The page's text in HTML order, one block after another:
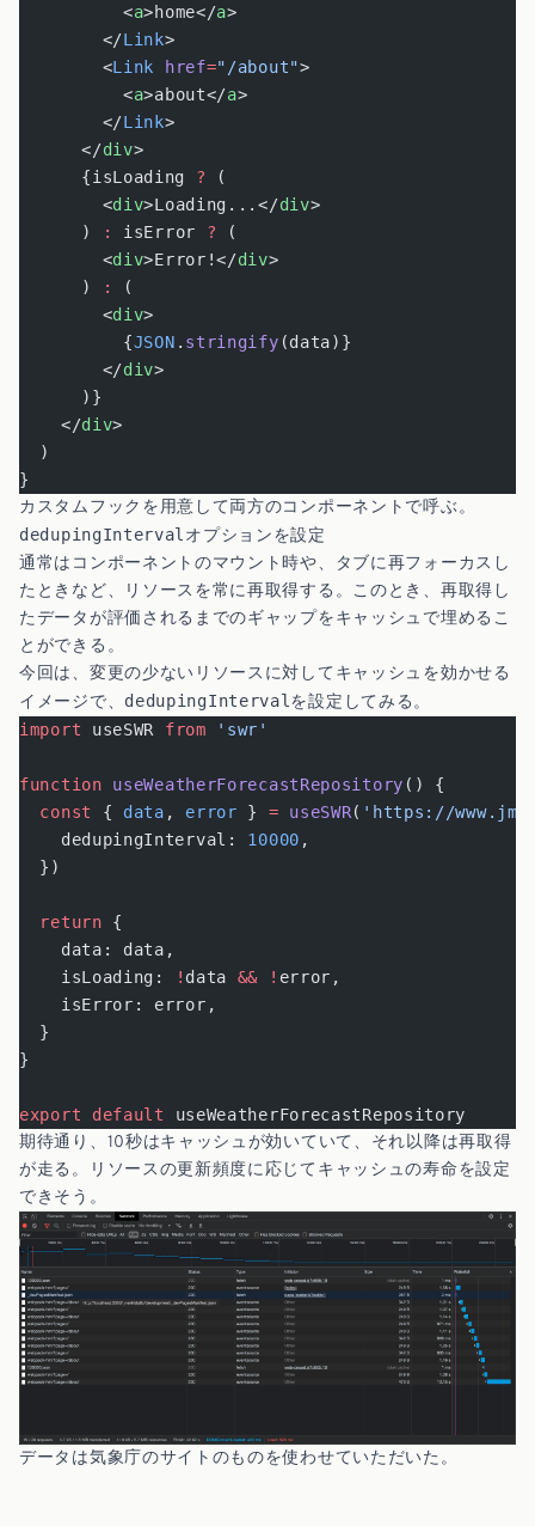
          <
a>home</a>
        </
Link>
        <
Link href="/about">
          <
a>about</a>
        </
Link>
      </
div>
      {isLoading
?
(
        <
div>Loading...</div>
      )
: isError ? (
        <
div>Error!</div>
      )
:
(
        <
div>
          {
JSON . stringify (data)}
        </
div>
      )}
    </
div>
  )
}
カスタムフックを用意して両方のコンポーネントで呼ぶ。
dedupingInterval オプションを設定
通常はコンポーネントのマウント時や、タブに再フォーカスし
たときなど、リソースを常に再取得する。このとき、再取得し
たデータが評価されるまでのギャップをキャッシュで埋めるこ
とができる。
今回は、変更の少ないリソースに対してキャッシュを効かせる
イメージで、 dedupingInterval を設定してみる。
import useSWR from 'swr'
function useWeatherForecastRepository () {
  const
{ data , error } = useSWR( 'https://
    dedupingInterval:
10000 ,
  })
  return
{
    data: data,
    isLoading:
! data && ! error,
    isError: error,
  }
}
export default useWeatherForecastRepository
期待通り、10秒はキャッシュが効いていて、それ以降は再取得
が走る。リソースの更新頻度に応じてキャッシュの寿命を設定
できそう。
データは気象庁のサイトのものを使わせていただいた。